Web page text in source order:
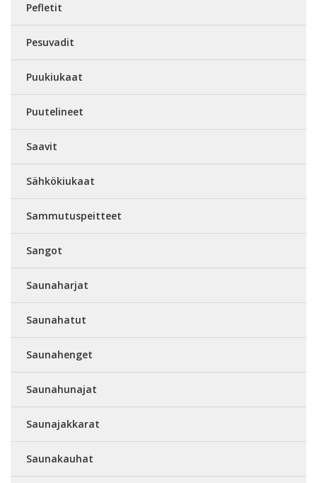
Pefletit
Pesuvadit
Puukiukaat
Puutelineet
Saavit
Sähkökiukaat
Sammutuspeitteet
Sangot
Saunaharjat
Saunahatut
Saunahenget
Saunahunajat
Saunajakkarat
Saunakauhat